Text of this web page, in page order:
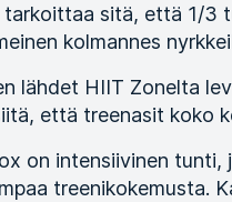
tarkoittaa sitä, että 1/3
kolmannes
lähdet HIIT Zonelta
että treenasit koko
on intensiivinen tunti,
treenikokemusta.